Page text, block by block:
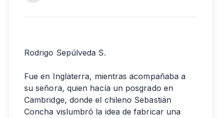
Rodrigo Sepúlveda S.
Fue en Inglaterra, mientras acompañaba a
su señora, quien hacía un posgrado en
Cambridge, donde el chileno Sebastián
Concha vislumbró la idea de fabricar una